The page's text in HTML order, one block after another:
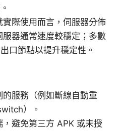
際使用而言，伺服器分佈
器通常速度較穩定；多數
口節點以提升穩定性。
服務（例如斷線自動重
）。
避免第三方 APK 或未授